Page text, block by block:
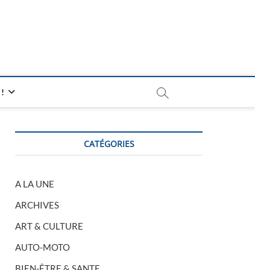
CATÉGORIES
A LA UNE
ARCHIVES
ART & CULTURE
AUTO-MOTO